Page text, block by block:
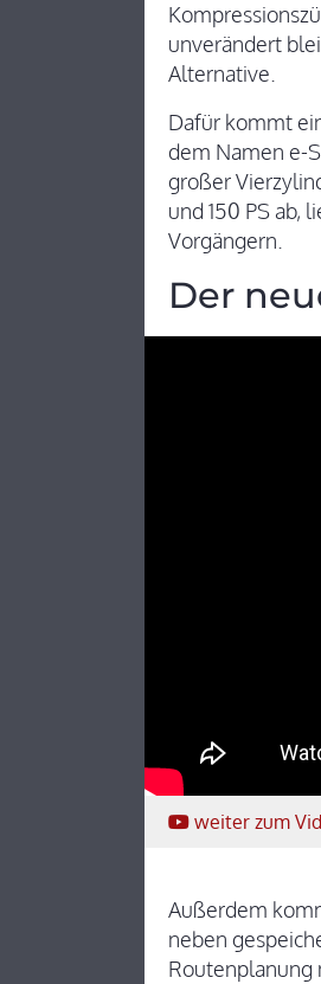
unverändert
Alternative.
Dafür kommt
dem Namen e-
großer
und 150 PS ab,
Vorgängern.
Der
weiter zum
Außerdem
neben
Routenplanung